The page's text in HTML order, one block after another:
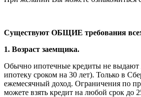
Существуют ОБЩИЕ требования
1. Возраст заемщика.
Обычно ипотечные кредиты не выдают
ипотеку сроком на 30 лет). Только в
ежемесячный доход. Ограничения по
можете взять кредит на любой срок до